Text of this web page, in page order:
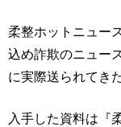
運営元
柔整ホットニュー
込め詐欺のニュー
に実際送られてき
入手した資料は『